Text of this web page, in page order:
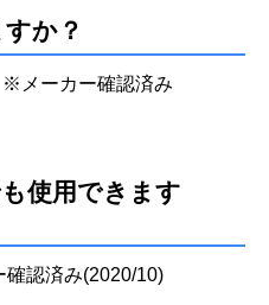
か？
メーカー確認済み
使用できます
認済み(2020/10)